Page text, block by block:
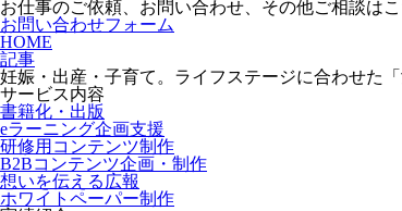
お仕事のご依頼、お問い合わせ、その他ご相談は
お問い合わせフォーム
HOME
記事
妊娠・出産・子育て。ライフステージに合わせた
サービス内容
書籍化・出版
eラーニング企画支援
研修用コンテンツ制作
B2Bコンテンツ企画・制作
想いを伝える広報
ホワイトペーパー制作